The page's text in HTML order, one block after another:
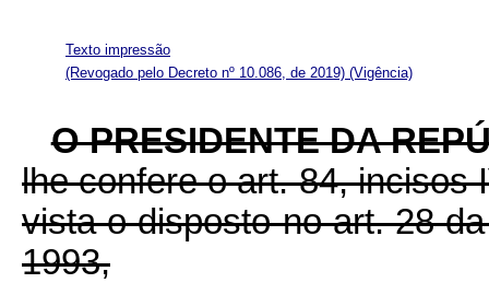
Texto impressão
(Revogado pelo Decreto nº 10.086, de 2019) (Vigência)
O PRESIDENTE DA
lhe confere o art. 84, incisos
vista o disposto no art. 28
1993,